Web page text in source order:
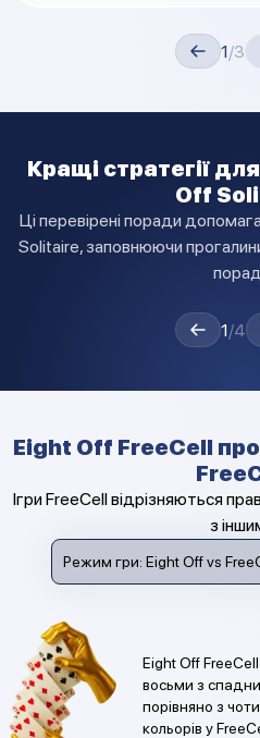
1/3
Кращі стратегії
Off
Ці перевірені поради
Solitaire, заповнюючи
1/4
Eight Off FreeCell
Ігри FreeCell відрізняються
з
Режим гри: Eight Off vs
Eight Off
восьми з
порівняно з
кольорів у